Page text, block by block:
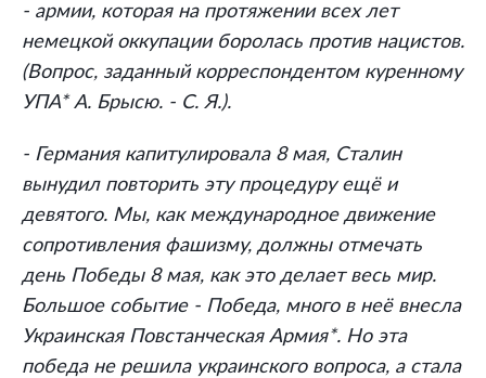
- армии, которая на протяжении всех лет
немецкой оккупации боролась против нацистов.
(Вопрос, заданный корреспондентом куренному
УПА* А. Брысю. - С. Я.).
- Германия капитулировала 8 мая, Сталин
вынудил повторить эту процедуру ещё и
девятого. Мы, как международное движение
сопротивления фашизму, должны отмечать
день Победы 8 мая, как это делает весь мир.
Большое событие - Победа, много в неё внесла
Украинская Повстанческая Армия*. Но эта
победа не решила украинского вопроса, а стала